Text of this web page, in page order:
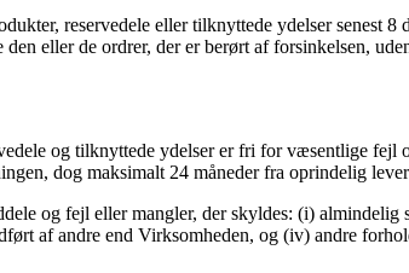
reservedele eller tilknyttede ydelser senest
eller de ordrer, der er berørt af forsinkelsen,
og tilknyttede ydelser er fri for væsentlige
dog maksimalt 24 måneder fra oprindelig
og fejl eller mangler, der skyldes: (i)
af andre end Virksomheden, og (iv) andre